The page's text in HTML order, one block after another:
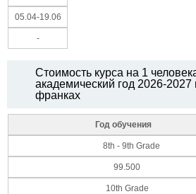
05.04-19.06
-
Стоимость курса на 1
академический год 2026-
франках
Год обучения
8th - 9th Grade
99.500
10th Grade